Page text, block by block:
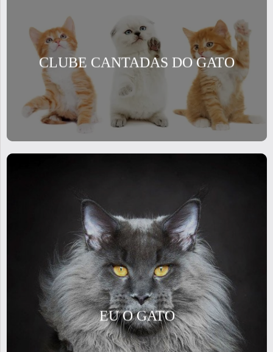
CLUBE CANTADAS DO GATO
EU O GATO